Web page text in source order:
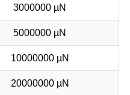
3000000 µN
5000000 µN
10000000 µN
20000000 µN